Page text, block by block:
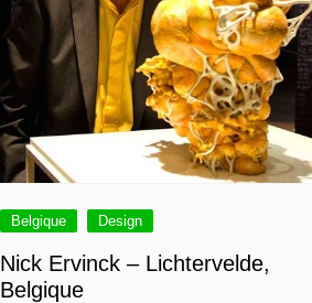
Belgique Design
Nick Ervinck – Lichtervelde,
Belgique